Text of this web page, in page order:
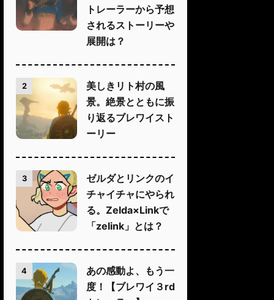
トレーラーから予想
されるストーリーや
展開は？
2
美しきリト村の風
景。絶景とともに振
り返るブレワイスト
ーリー
3
ゼルダとリンクのイ
チャイチャにやられ
る。Zelda×Linkで
「zelink」とは？
4
あの感動よ、もう一
度！【ブレワイ３rd